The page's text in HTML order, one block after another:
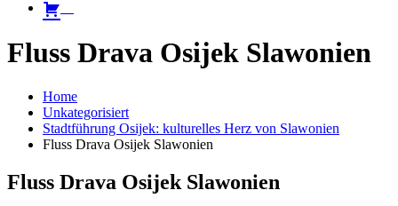
Fluss Drava Osijek Slawonien
Home
Unkategorisiert
Stadtführung Osijek: kulturelles Herz von Slawonien
Fluss Drava Osijek Slawonien
Fluss Drava Osijek Slawonien